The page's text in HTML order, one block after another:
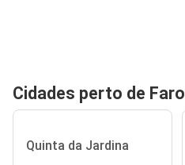
Cidades perto de Faro
Quinta da Jardina